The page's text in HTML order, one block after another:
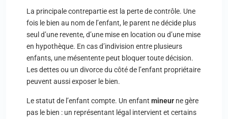
La principale contrepartie est la perte de contrôle. Une
fois le bien au nom de l’enfant, le parent ne décide plus
seul d’une revente, d’une mise en location ou d’une mise
en hypothèque. En cas d’indivision entre plusieurs
enfants, une mésentente peut bloquer toute décision.
Les dettes ou un divorce du côté de l’enfant propriétaire
peuvent aussi exposer le bien.
Le statut de l’enfant compte. Un enfant mineur ne gère
pas le bien : un représentant légal intervient et certains